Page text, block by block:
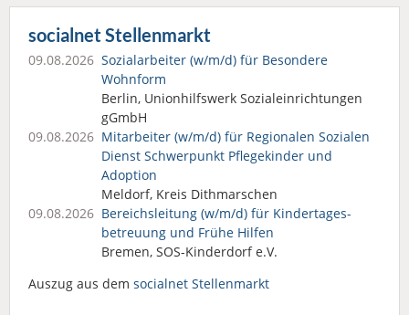
socialnet Stellenmarkt
09.08.2026 Sozialarbeiter (w/m/d) für Besondere
Wohnform
Berlin, Unionhilfswerk Sozialeinrichtungen
gGmbH
09.08.2026 Mitarbeiter (w/m/d) für Regionalen Sozialen
Dienst Schwerpunkt Pflegekinder und
Adoption
Meldorf, Kreis Dithmarschen
09.08.2026 Bereichsleitung (w/m/d) für Kindertages­
betreuung und Frühe Hilfen
Bremen, SOS-Kinderdorf e.V.
Auszug aus dem socialnet Stellenmarkt